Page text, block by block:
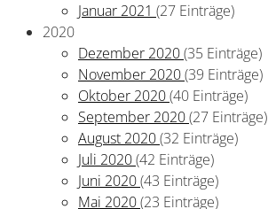
Januar 2021 (27 Einträge)
2020
Dezember 2020(35 Einträge)
November 2020(39 Einträge)
Oktober 2020(40 Einträge)
September 2020(27 Einträge)
August 2020(32 Einträge)
Juli 2020(42 Einträge)
Juni 2020(43 Einträge)
Mai 2020(23 Einträge)